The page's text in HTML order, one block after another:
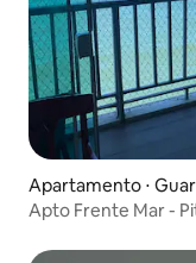
Apartamento ⋅
Apto Frente Mar -